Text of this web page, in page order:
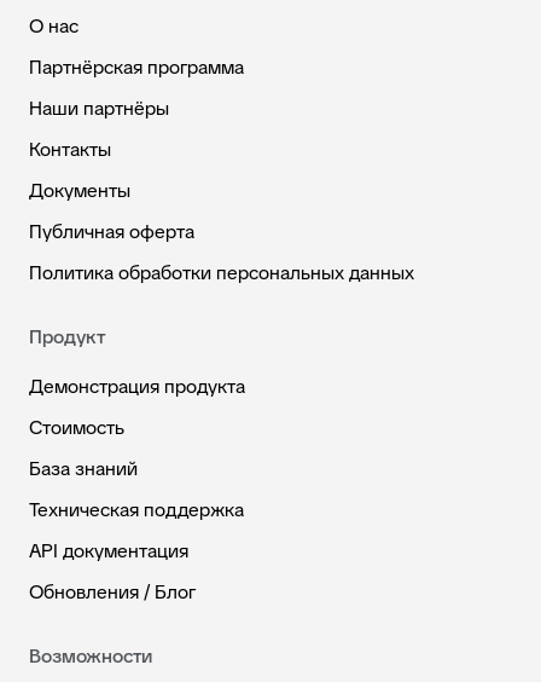
О нас
Партнёрская программа
Наши партнёры
Контакты
Документы
Публичная оферта
Политика обработки персональных данных
Продукт
Демонстрация продукта
Стоимость
База знаний
Техническая поддержка
API документация
Обновления / Блог
Возможности